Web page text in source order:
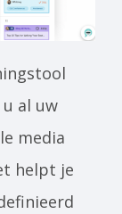
al uw
media
helpt je